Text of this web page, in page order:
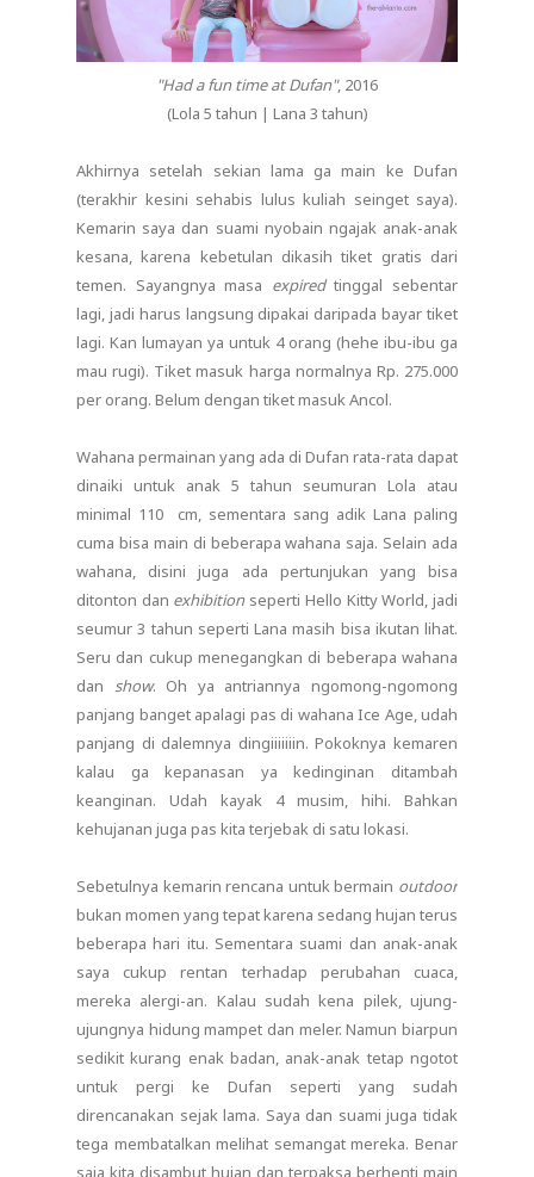
"Had a fun time at Dufan", 2016
(Lola 5 tahun | Lana 3 tahun)
Akhirnya setelah sekian lama ga main ke Dufan
(terakhir kesini sehabis lulus kuliah seinget saya).
Kemarin saya dan suami nyobain ngajak anak-anak
kesana, karena kebetulan dikasih tiket gratis dari
temen. Sayangnya masa expiredtinggal sebentar
lagi, jadi harus langsung dipakai daripada bayar tiket
lagi. Kan lumayan ya untuk 4 orang (hehe ibu-ibu ga
mau rugi). Tiket masuk harga normalnya Rp. 275.000
per orang. Belum dengan tiket masuk Ancol.
Wahana permainan yang ada di Dufan rata-rata dapat
dinaiki untuk anak 5 tahun seumuran Lola atau
minimal 110 cm, sementara sang adik Lana paling
cuma bisa main di beberapa wahana saja. Selain ada
wahana, disini juga ada pertunjukan yang bisa
ditonton dan exhibitionseperti Hello Kitty World, jadi
seumur 3 tahun seperti Lana masih bisa ikutan lihat.
Seru dan cukup menegangkan di beberapa wahana
dan show. Oh ya antriannya ngomong-ngomong
panjang banget apalagi pas di wahana Ice Age, udah
panjang di dalemnya dingiiiiiiin. Pokoknya kemaren
kalau ga kepanasan ya kedinginan ditambah
keanginan. Udah kayak 4 musim, hihi. Bahkan
kehujanan juga pas kita terjebak di satu lokasi.
Sebetulnya kemarin rencana untuk bermain outdoor
bukan momen yang tepat karena sedang hujan terus
beberapa hari itu. Sementara suami dan anak-anak
saya cukup rentan terhadap perubahan cuaca,
mereka alergi-an. Kalau sudah kena pilek, ujung-
ujungnya hidung mampet dan meler. Namun biarpun
sedikit kurang enak badan, anak-anak tetap ngotot
untuk pergi ke Dufan seperti yang sudah
direncanakan sejak lama. Saya dan suami juga tidak
tega membatalkan melihat semangat mereka. Benar
saja kita disambut hujan dan terpaksa berhenti main